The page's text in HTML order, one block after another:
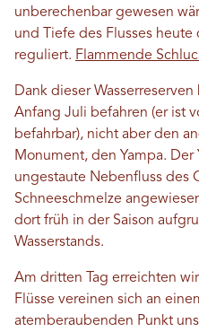
unberechenbar gewesen
und Tiefe des Flusses heute
reguliert. Flammende
Dank dieser
Anfang Juli befahren (er ist
befahrbar), nicht aber den
Monument, den Yampa.
ungestaute Nebenfluss des
Schneeschmelze
dort früh in der Saison
Wasserstands.
Am dritten Tag erreichten
Flüsse vereinen sich an
atemberaubenden Punkt